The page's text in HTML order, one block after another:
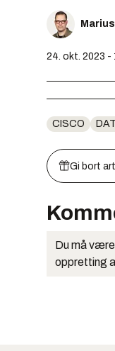
24. okt. 2023 -
CISCO
Gi bort
Du må
oppretting